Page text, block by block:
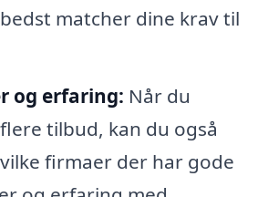
matcher dine krav til
og erfaring: Når du
tilbud, kan du også
firmaer der har gode